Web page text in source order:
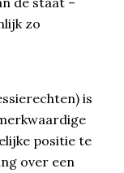
zo
is
positie te
over een